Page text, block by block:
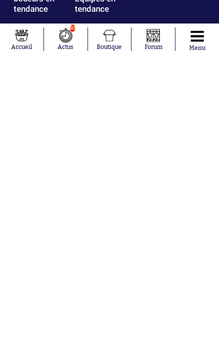
tendance
Mohamed
Salah
Mykhailo
tendance
Chelsea
Paris Saint-
Germain
Accueil
10
Actus Boutique Forum Menu